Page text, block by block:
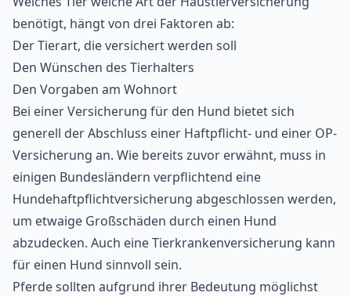
benötigt, hängt von drei Faktoren ab:
Der Tierart, die versichert werden soll
Den Wünschen des Tierhalters
Den Vorgaben am Wohnort
Bei einer Versicherung für den Hund bietet sich
generell der Abschluss einer Haftpflicht- und einer OP-
Versicherung an. Wie bereits zuvor erwähnt, muss in
einigen Bundesländern verpflichtend eine
Hundehaftpflichtversicherung abgeschlossen werden,
um etwaige Großschäden durch einen Hund
abzudecken. Auch eine Tierkrankenversicherung kann
für einen Hund sinnvoll sein.
Pferde sollten aufgrund ihrer Bedeutung möglichst